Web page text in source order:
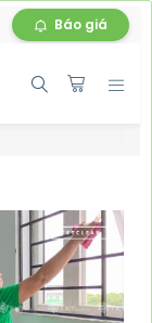
Báo giá